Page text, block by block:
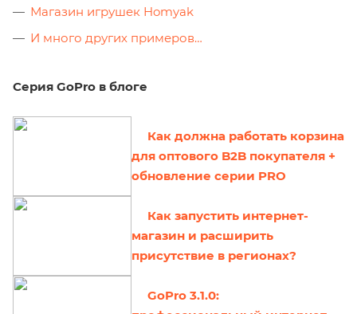
Магазин игрушек Homyak
И много других примеров…
Серия GoPro в блоге
Как должна работать корзина
для оптового B2B покупателя +
обновление серии PRO
Как запустить интернет-
магазин и расширить
присутствие в регионах?
GoPro 3.1.0: